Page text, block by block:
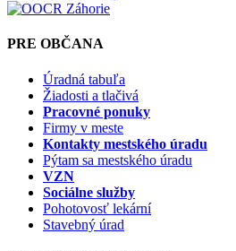
PRE OBČANA
Úradná tabuľa
Žiadosti a tlačivá
Pracovné ponuky
Firmy v meste
Kontakty mestského úradu
Pýtam sa mestského úradu
VZN
Sociálne služby
Pohotovosť lekární
Stavebný úrad